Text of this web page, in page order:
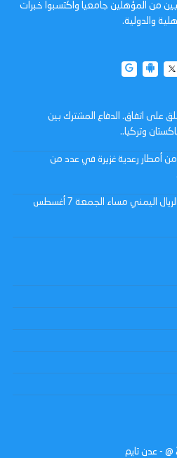
من المؤهلين جامعيا واكتسبوا خبرات
والدولية.
على اتفاق. الدفاع المشترك بين
وتركيا..
من أمطار رعدية غزيرة في عدد من
أسعار صرف الريال اليمني مساء الجمعة 7 أغسطس
@ - عدن تايم